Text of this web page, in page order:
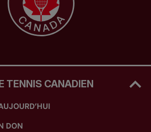
TENNIS CANADIEN
DON